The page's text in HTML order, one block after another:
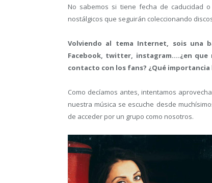
No sabemos si tiene fecha de caducidad
nostálgicos que seguirán coleccionando
Volviendo al tema Internet, sois una
Facebook, twitter, instagram….¿en que
contacto con los fans? ¿Qué importancia
Como decíamos antes, intentamos
nuestra música se escuche desde
de acceder por un grupo como nosotros.